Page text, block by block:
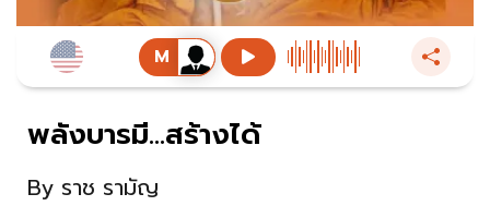
พลังบารมี...สร้างได้
By ราช รามัญ